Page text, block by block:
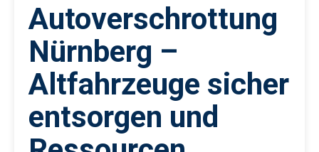
Autoverschrottung
Nürnberg –
Altfahrzeuge sicher
entsorgen und